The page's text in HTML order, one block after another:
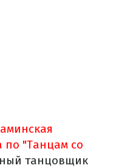
по "Танцам со
танцовщик